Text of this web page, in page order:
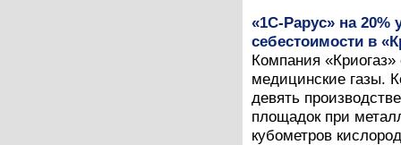
«1С-Рарус» на 20%
себестоимости в
Компания
медицинские газы.
девять
площадок при
кубометров